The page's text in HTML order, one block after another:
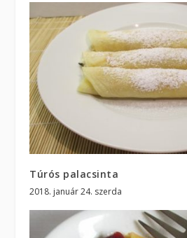
Túrós palacsinta
2018. január 24. szerda